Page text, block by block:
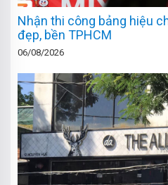
Nhận thi công bảng hiệu
đẹp, bền TPHCM
06/08/2026